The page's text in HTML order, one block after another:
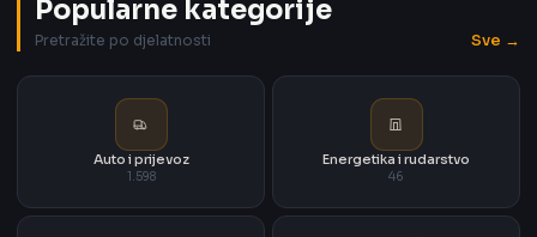
Popularne kategorije
Pretražite po djelatnosti Sve →
Auto i prijevoz
1.598
Energetika i rudarstvo
46